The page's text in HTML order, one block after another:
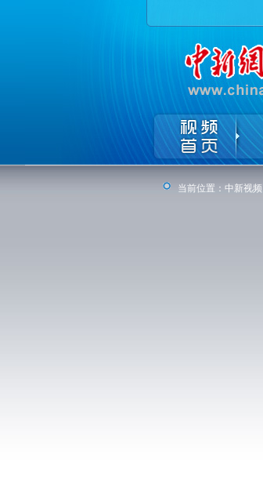
当前位置： 中新视频